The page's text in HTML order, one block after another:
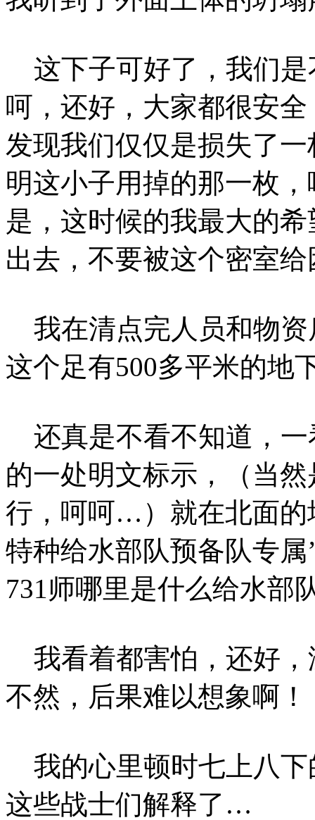
这下子可好了，我们是
呵，还好，大家都很安
发现我们仅仅是损失了
明这小子用掉的那一枚
是，这时候的我最大的
出去，不要被这个密室
我在清点完人员和物资
这个足有500多平米的地
还真是不看不知道，一
的一处明文标示，（当
行，呵呵…）就在北面的
特种给水部队预备队专
731师哪里是什么给水
我看着都害怕，还好，
不然，后果难以想象啊！
我的心里顿时七上八下
这些战士们解释了…